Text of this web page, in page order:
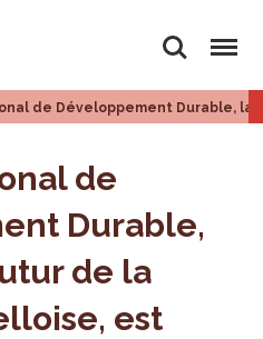
Rechercher
Menu
de Développement Durable,
de
Durable,
de la
est